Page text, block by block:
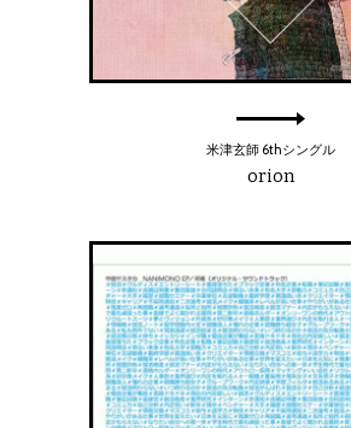
米津玄師 6thシングル
orion